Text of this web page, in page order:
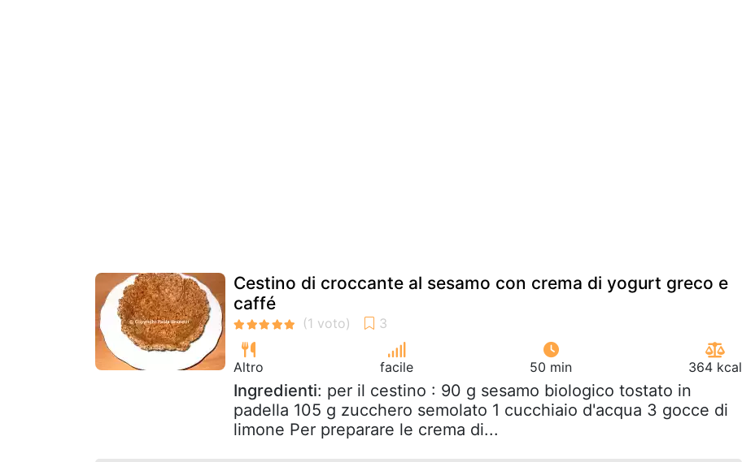
Cestino di croccante al sesamo con crema di yogurt greco e
caffé
Altro facile 50 min 364 kcal
Ingredienti: per il cestino : 90 g sesamo biologico tostato in
padella 105 g zucchero semolato 1 cucchiaio d'acqua 3 gocce di
limone Per preparare le crema di...